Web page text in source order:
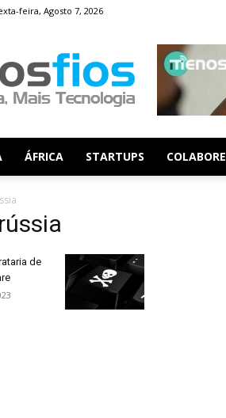
feira, Agosto 7, 2026
Fios
ÁFRICA STARTUPS COLABORE
de